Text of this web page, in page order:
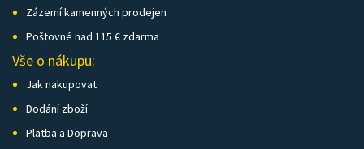
Zázemí kamenných prodejen
Poštovné nad 115 € zdarma
Vše o nákupu:
Jak nakupovat
Dodání zboží
Platba a Doprava